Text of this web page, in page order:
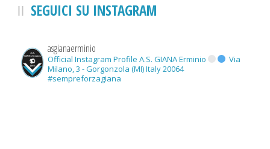
SEGUICI SU INSTAGRAM
asgianaerminio
Official Instagram Profile A.S. GIANA Erminio
Via
Milano, 3 - Gorgonzola (MI) Italy 20064
#sempreforzagiana